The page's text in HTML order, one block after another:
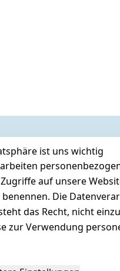
ist uns wichtig
auf unsere
Die
das Recht, nicht
zur Verwendung